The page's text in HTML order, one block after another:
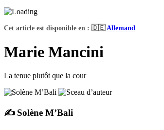
Cet article est disponible en : 🇩🇪Allemand
Marie Mancini
La tenue plutôt que la cour
✍️ Solène M’Bali